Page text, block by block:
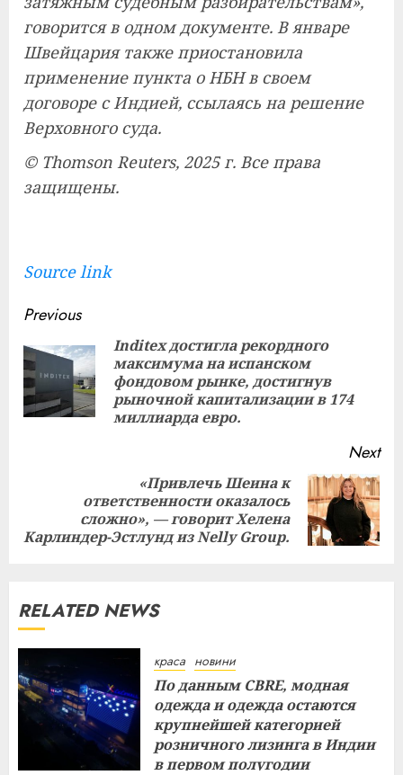
говорится в одном документе. В январе
Швейцария также приостановила
применение пункта о НБН в своем
договоре с Индией, ссылаясь на решение
Верховного суда.
© Thomson Reuters, 2025 г. Все права
защищены.
Source link
Continue
Reading
Previous
Inditex достигла рекордного
максимума на испанском
фондовом рынке, достигнув
рыночной капитализации в 174
миллиарда евро.
Next
post:
«Привлечь Шеина к
ответственности оказалось
сложно», — говорит Хелена
Карлиндер-Эстлунд из Nelly Group.
RELATED NEWS
краса новини
По данным CBRE, модная
одежда и одежда остаются
крупнейшей категорией
розничного лизинга в Индии
в первом полугодии